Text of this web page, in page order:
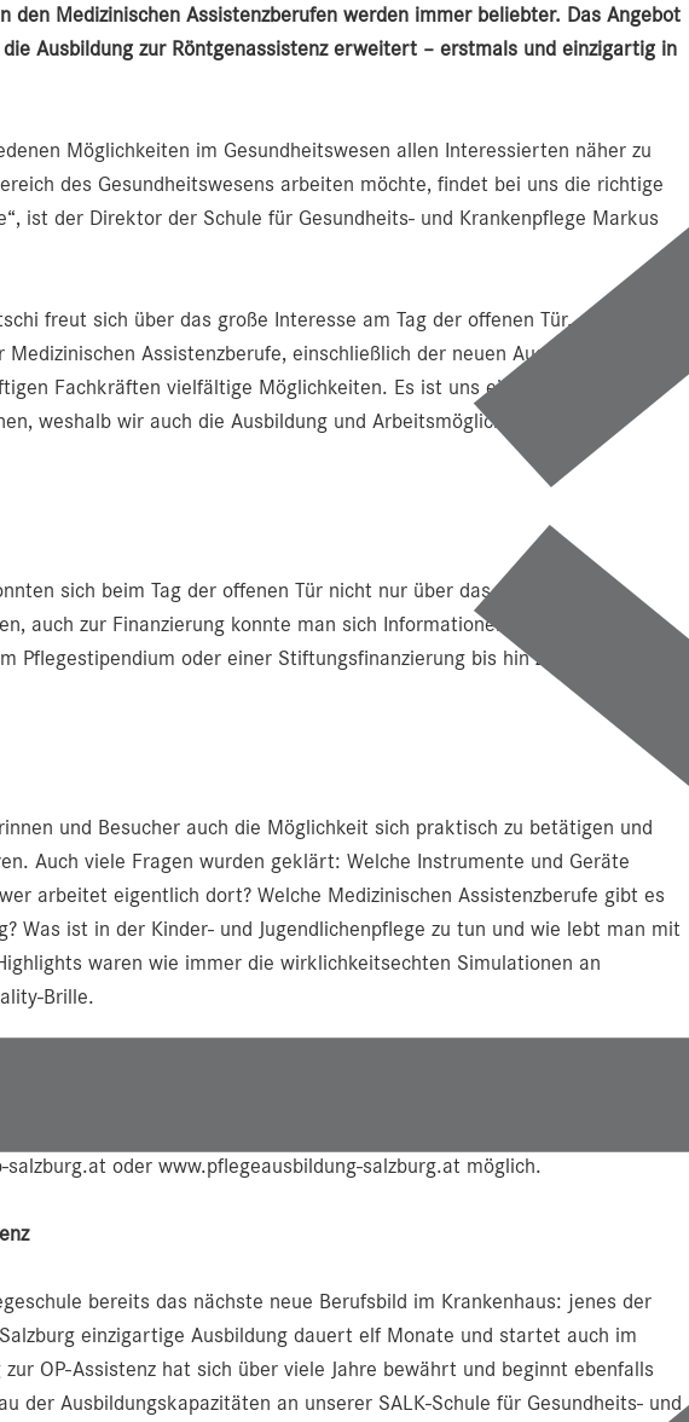
den Medizinischen Assistenzberufen werden immer beliebter. Das Angebot
Ausbildung zur Röntgenassistenz erweitert – erstmals und einzigartig in
Möglichkeiten im Gesundheitswesen allen Interessierten näher zu
des Gesundheitswesens arbeiten möchte, findet bei uns die richtige
ist der Direktor der Schule für Gesundheits- und Krankenpflege Markus
freut sich über das große Interesse am Tag der offenen Tür. „Mit dem
Assistenzberufe, einschließlich der neuen Ausbildung zur
Fachkräften vielfältige Möglichkeiten. Es ist uns ein Anliegen, gut
weshalb wir auch die Ausbildung und Arbeitsmöglichkeiten in den
sich beim Tag der offenen Tür nicht nur über das vielfältige
auch zur Finanzierung konnte man sich Informationen einholen. Die
Pflegestipendium oder einer Stiftungsfinanzierung bis hin zu
und Besucher auch die Möglichkeit sich praktisch zu betätigen und
Auch viele Fragen wurden geklärt: Welche Instrumente und Geräte
arbeitet eigentlich dort? Welche Medizinischen Assistenzberufe gibt es
Was ist in der Kinder- und Jugendlichenpflege zu tun und wie lebt man mit
waren wie immer die wirklichkeitsechten Simulationen an
Brille.
oder www.pflegeausbildung-salzburg.at möglich.
bereits das nächste neue Berufsbild im Krankenhaus: jenes der
einzigartige Ausbildung dauert elf Monate und startet auch im
OP-Assistenz hat sich über viele Jahre bewährt und beginnt ebenfalls
der Ausbildungskapazitäten an unserer SALK-Schule für Gesundheits- und